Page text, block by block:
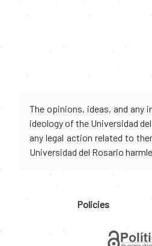
The opinions, ideas, and
ideology of the Universidad
any legal action related to
Universidad del Rosario
Policies